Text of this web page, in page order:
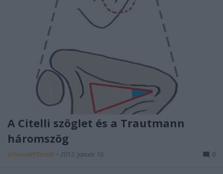
A Citelli szöglet és a Trautmann
háromszög
drHorváthTamás • 2012. január 16. 0